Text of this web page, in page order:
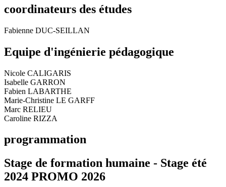
coordinateurs des études
Fabienne DUC-SEILLAN
Equipe d'ingénierie pédagogique
Nicole CALIGARIS
Isabelle GARRON
Fabien LABARTHE
Marie-Christine LE GARFF
Marc RELIEU
Caroline RIZZA
programmation
Stage de formation humaine - Stage été
2024 PROMO 2026